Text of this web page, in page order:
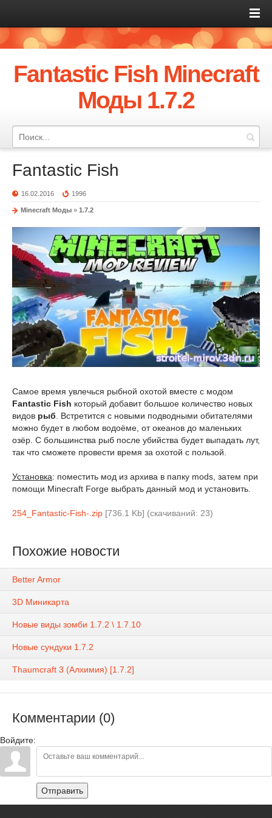
Fantastic Fish Minecraft
Моды 1.7.2
Fantastic Fish
16.02.2016 1996
Minecraft Моды » 1.7.2
Самое время увлечься рыбной охотой вместе с модом
Fantastic Fish который добавит большое количество новых
видов рыб. Встретится с новыми подводными обитателями
можно будет в любом водоёме, от океанов до маленьких
озёр. С большинства рыб после убийства будет выпадать лут,
так что сможете провести время за охотой с пользой.
Установка: поместить мод из архива в папку mods, затем при
помощи Minecraft Forge выбрать данный мод и установить.
254_Fantastic-Fish-.zip [736.1 Kb] (cкачиваний: 23)
Похожие новости
Better Armor
3D Миникарта
Новые виды зомби 1.7.2 \ 1.7.10
Новые сундуки 1.7.2
Thaumcraft 3 (Алхимия) [1.7.2]
Комментарии (0)
Войдите:
Отправить